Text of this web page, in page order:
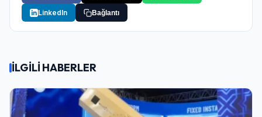
LinkedIn Bağlantı
İLGİLİ HABERLER